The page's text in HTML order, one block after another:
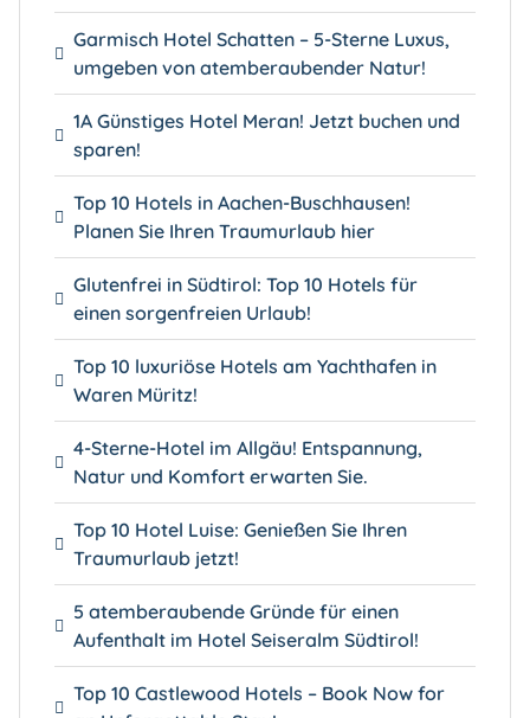
Garmisch Hotel Schatten – 5-Sterne Luxus,
umgeben von atemberaubender Natur!
1A Günstiges Hotel Meran! Jetzt buchen und
sparen!
Top 10 Hotels in Aachen-Buschhausen!
Planen Sie Ihren Traumurlaub hier
Glutenfrei in Südtirol: Top 10 Hotels für
einen sorgenfreien Urlaub!
Top 10 luxuriöse Hotels am Yachthafen in
Waren Müritz!
4-Sterne-Hotel im Allgäu! Entspannung,
Natur und Komfort erwarten Sie.
Top 10 Hotel Luise: Genießen Sie Ihren
Traumurlaub jetzt!
5 atemberaubende Gründe für einen
Aufenthalt im Hotel Seiseralm Südtirol!
Top 10 Castlewood Hotels – Book Now for